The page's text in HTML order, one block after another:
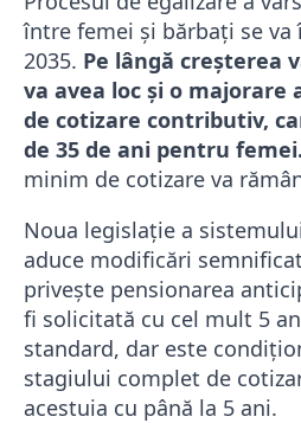
între femei și bărbați se va
2035. Pe lângă creșterea
va avea loc și o majorare
de cotizare contributiv,
de 35 de ani pentru femei.
minim de cotizare va
Noua legislație a
aduce modificări
privește pensionarea
fi solicitată cu cel mult 5
standard, dar este
stagiului complet de
acestuia cu până la 5 ani.